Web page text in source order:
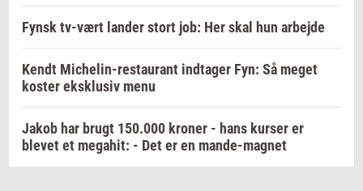
Fynsk tv-vært lander stort job: Her skal hun arbejde
Kendt Michelin-restaurant indtager Fyn: Så meget
koster eksklusiv menu
Jakob har brugt 150.000 kroner - hans kurser er
blevet et megahit: - Det er en mande-magnet